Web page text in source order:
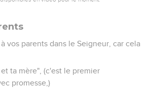
vos parents dans le Seigneur, car cela
ta mère", (c'est le premier
promesse,)